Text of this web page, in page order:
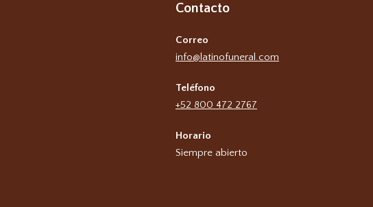
Contacto
Correo
info@latinofuneral.com
Teléfono
+52 800 472 2767
Horario
Siempre abierto